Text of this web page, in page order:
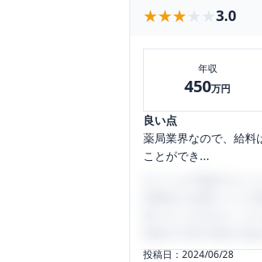
★★★★★
★★★★★ 3.0
年収
450万円
良い点
薬局業界なので、給料
ことができ...
口コミを1投稿するご
性限定の企業口コミ
気にすべき点がたく
将来の不安や現在の
投稿日：2024/06/28